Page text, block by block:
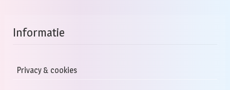
Informatie
Privacy & cookies